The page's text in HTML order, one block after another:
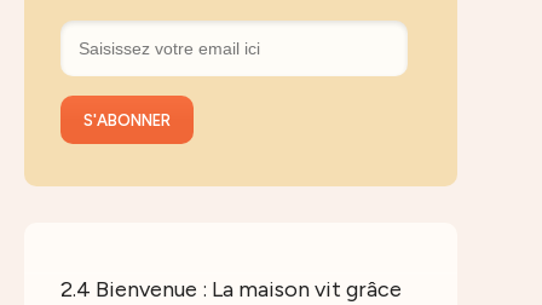
2.4 Bienvenue : La maison vit grâce